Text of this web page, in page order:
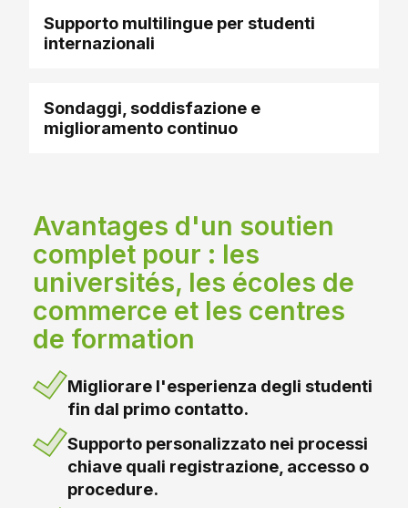
Supporto multilingue per studenti
internazionali
Sondaggi, soddisfazione e
miglioramento continuo
Avantages d'un soutien
complet pour : les
universités, les écoles de
commerce et les centres
de formation
Migliorare l'esperienza degli studenti
fin dal primo contatto.
Supporto personalizzato nei processi
chiave quali registrazione, accesso o
procedure.